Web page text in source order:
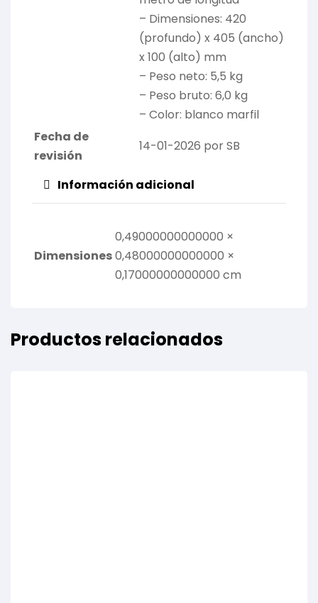
– Dimensiones: 420
(profundo) x 405 (ancho)
x 100 (alto) mm
– Peso neto: 5,5 kg
– Peso bruto: 6,0 kg
– Color: blanco marfil
Fecha de
revisión
14-01-2026 por SB
Información adicional
Dimensiones
0,49000000000000 ×
0,48000000000000 ×
0,17000000000000 cm
Productos relacionados